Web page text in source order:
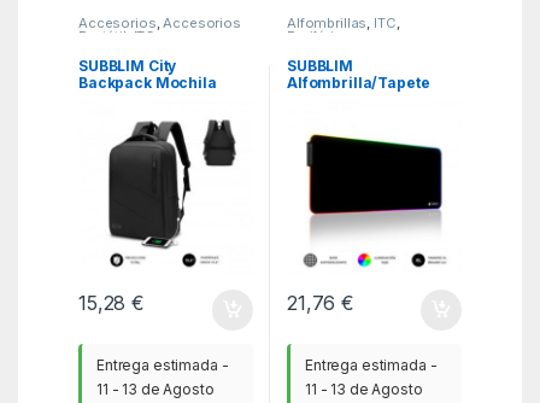
Accesorios,Accesorios
Portátil ITC
SUBBLIM City
Backpack Mochila
15,28€
Entrega estimada -
11 - 13 de Agosto
Alfombrillas, ITC,
Periféricos
SUBBLIM
Alfombrilla/Tapete
21,76€
Entrega estimada -
11 - 13 de Agosto